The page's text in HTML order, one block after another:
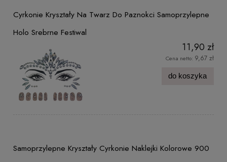
Cyrkonie Kryształy Na Twarz Do Paznokci Samoprzylepne
Holo Srebrne Festiwal
11,90 zł
Cena netto: 9,67 zł
do koszyka
Samoprzylepne Kryształy Cyrkonie Naklejki Kolorowe 900